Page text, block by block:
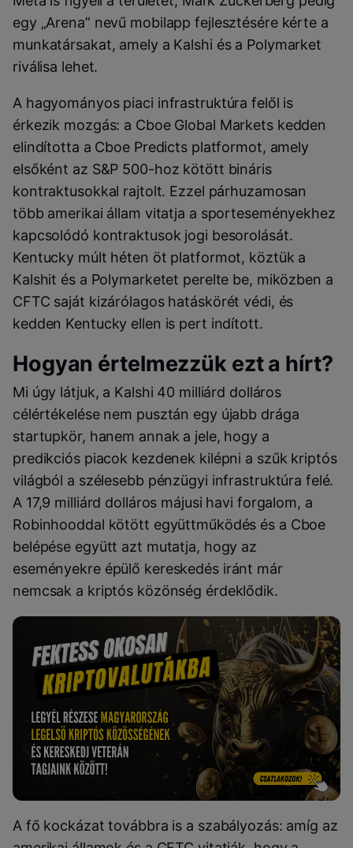
egy „Arena” nevű mobilapp fejlesztésére kérte a
munkatársakat, amely a Kalshi és a Polymarket
riválisa lehet.
A hagyományos piaci infrastruktúra felől is
érkezik mozgás: a Cboe Global Markets kedden
elindította a Cboe Predicts platformot, amely
elsőként az S&P 500-hoz kötött bináris
kontraktusokkal rajtolt. Ezzel párhuzamosan
több amerikai állam vitatja a sporteseményekhez
kapcsolódó kontraktusok jogi besorolását.
Kentucky múlt héten öt platformot, köztük a
Kalshit és a Polymarketet perelte be, miközben a
CFTC saját kizárólagos hatáskörét védi, és
kedden Kentucky ellen is pert indított.
Hogyan értelmezzük ezt a hírt?
Mi úgy látjuk, a Kalshi 40 milliárd dolláros
célértékelése nem pusztán egy újabb drága
startupkör, hanem annak a jele, hogy a
predikciós piacok kezdenek kilépni a szűk kriptós
világból a szélesebb pénzügyi infrastruktúra felé.
A 17,9 milliárd dolláros májusi havi forgalom, a
Robinhooddal kötött együttműködés és a Cboe
belépése együtt azt mutatja, hogy az
eseményekre épülő kereskedés iránt már
nemcsak a kriptós közönség érdeklődik.
A fő kockázat továbbra is a szabályozás: amíg az